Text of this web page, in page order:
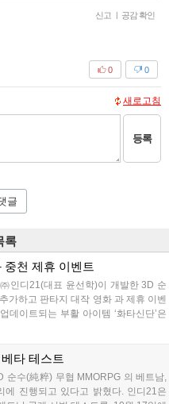
신고 | 공감 확인
0
0
새로고침
등록
글
록
천 제휴 이벤트
인디21(대표 윤선학)이 개발한 3D 순
가하고 판타지 대작 영화 과 제휴 이벤
이트되는 부활 아이템 ‘화타신단’은
타 테스트
순수(純粹) 무협 MMORPG 의 베트남,
진행되고 있다고 밝혔다. 인디21은